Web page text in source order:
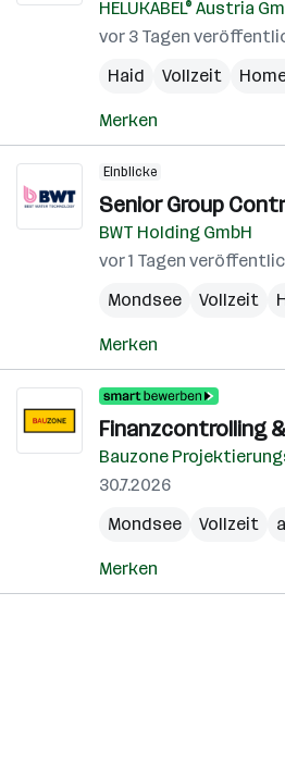
HELUKABEL® Austria
vor 3 Tagen
Haid
Vollzeit
Merken
Einblicke
Senior Group
BWT Holding GmbH
vor 1 Tagen
Mondsee
Vollzeit
Merken
Finanzcontrolling
Bauzone
30.7.2026
Mondsee
Vollzeit
Merken